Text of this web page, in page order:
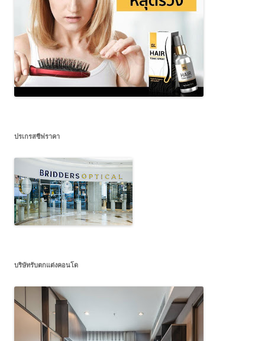
ปรเกรสซีฟราคา
บริษัทรับตกแต่งคอนโด